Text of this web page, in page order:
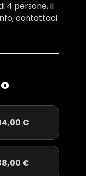
4 persone, il
contattaci
€
€